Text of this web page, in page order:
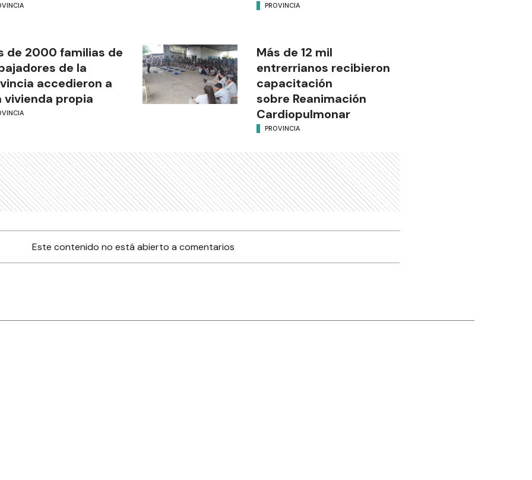
PROVINCIA
de 2000 familias de
de la
accedieron a
vivienda propia
Más de 12 mil
entrerrianos recibieron
capacitación
sobre Reanimación
Cardiopulmonar
PROVINCIA
Este contenido no está abierto a comentarios